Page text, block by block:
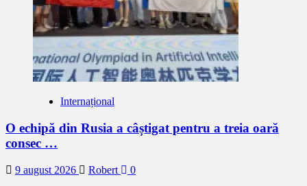
Internațional
O echipă din Rusia a câștigat pentru a treia oară
consec …
9 august 2026 Robert
0